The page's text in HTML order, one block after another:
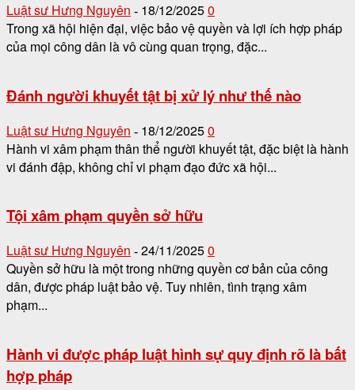
Luật sư Hưng Nguyên - 18/12/20250
Trong xã hội hiện đại, việc bảo vệ quyền và lợi ích hợp pháp
của mọi công dân là vô cùng quan trọng, đặc...
Đánh người khuyết tật bị xử lý như thế nào
Luật sư Hưng Nguyên - 18/12/20250
Hành vi xâm phạm thân thể người khuyết tật, đặc biệt là hành
vi đánh đập, không chỉ vi phạm đạo đức xã hội...
Tội xâm phạm quyền sở hữu
Luật sư Hưng Nguyên - 24/11/20250
Quyền sở hữu là một trong những quyền cơ bản của công
dân, được pháp luật bảo vệ. Tuy nhiên, tình trạng xâm
phạm...
Hành vi được pháp luật hình sự quy định rõ là bất
hợp pháp